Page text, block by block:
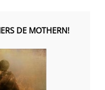
DE MOTHERN!